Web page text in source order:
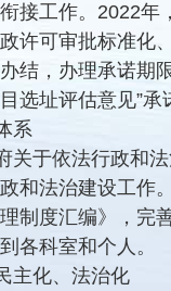
接工作。2022
许可审批标准化
结，办理承诺期
选址评估意见”
系
关于依法行政和
和法治建设工作
制度汇编》，完
各科室和个人。
主化、法治化